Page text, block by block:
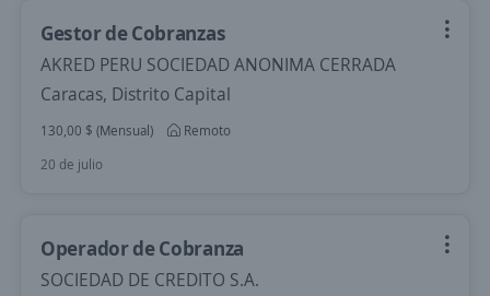
Gestor de Cobranzas
AKRED PERU SOCIEDAD ANONIMA CERRADA
Caracas, Distrito Capital
130,00 $ (Mensual)
Remoto
20 de julio
Operador de Cobranza
SOCIEDAD DE CREDITO S.A.